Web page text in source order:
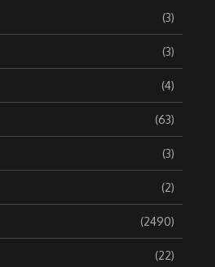
(3)
(3)
(4)
(63)
(3)
(2)
(2490)
(22)